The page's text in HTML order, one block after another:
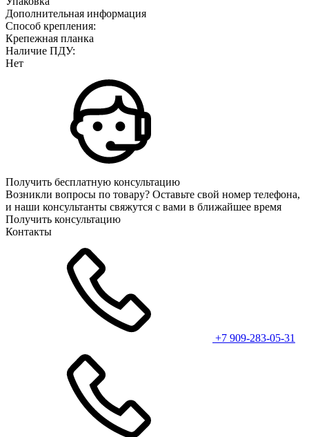
Дополнительная информация
Способ крепления:
Крепежная планка
Наличие ПДУ:
Нет
Получить бесплатную консультацию
Возникли вопросы по товару? Оставьте свой номер телефона,
и наши консультанты свяжутся с вами в ближайшее время
Получить консультацию
Контакты
+7 909-283-05-31